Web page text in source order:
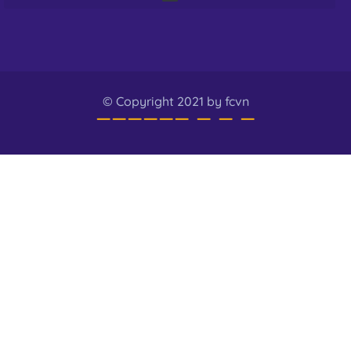
© Copyright 2021 by fcvn